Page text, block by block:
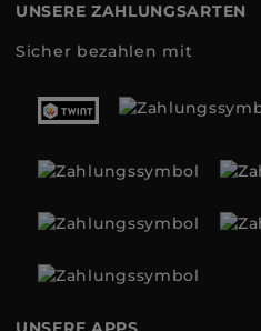
UNSERE ZAHLUNGSARTEN
Sicher bezahlen mit